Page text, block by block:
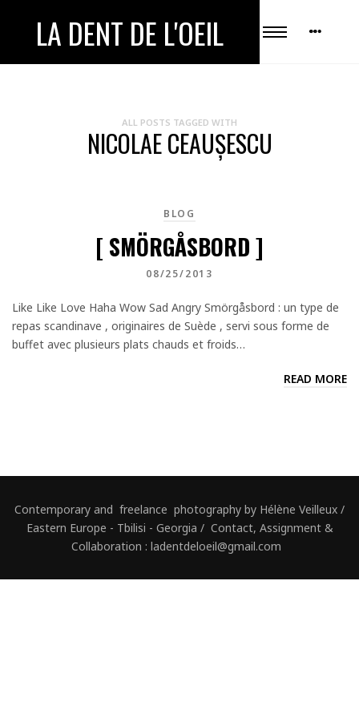
LA DENT DE L'OEIL
ALL POSTS TAGGED WITH
NICOLAE CEAUȘESCU
BLOG
[ SMÖRGÅSBORD ]
08/25/2013
Like Like Love Haha Wow Sad Angry Smörgåsbord : un type de
repas scandinave , originaires de Suède , servi sous forme de
buffet avec plusieurs plats chauds et froids…
READ MORE
Contemporary and freelance photography by Hélène Veilleux /
Eastern Europe - Tbilisi - Georgia / Contact, Assignment &
Collaboration : ladentdeloeil@gmail.com